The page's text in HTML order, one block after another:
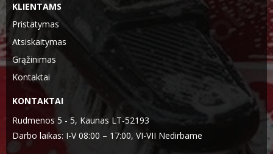
KLIENTAMS
Pristatymas
Atsiskaitymas
Grąžinimas
Kontaktai
KONTAKTAI
Rudmenos 5 - 5, Kaunas LT-52193
Darbo laikas: I-V 08:00 – 17:00, VI-VII Nedirbame